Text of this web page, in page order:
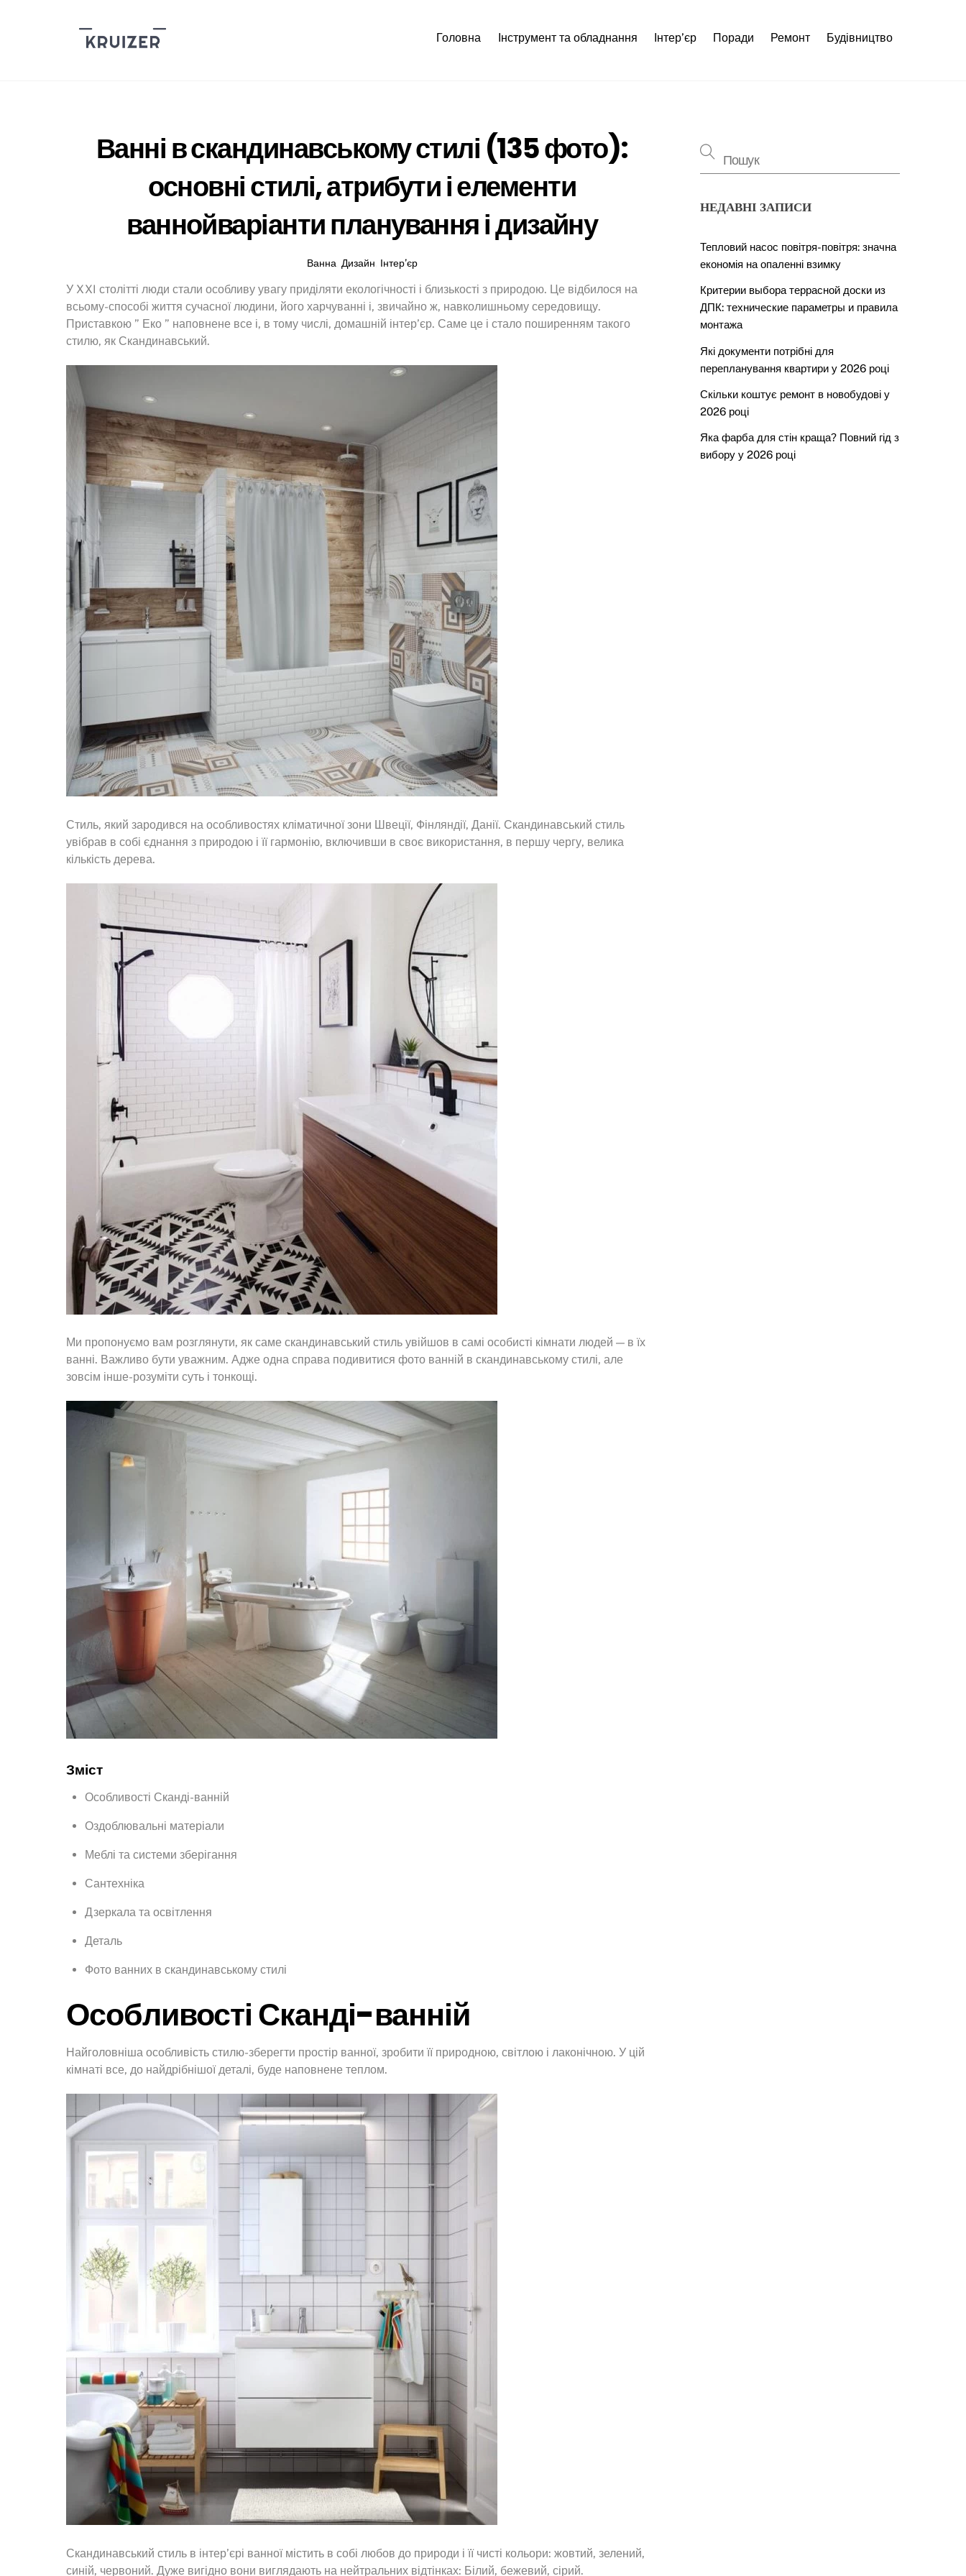
Головна Інструмент та обладнання Інтер’єр Поради Ремонт Будівництво
Ванні в скандинавському стилі (135 фото):
основні стилі, атрибути і елементи
ваннойваріанти планування і дизайну
Ванна Дизайн Інтер’єр
У XXI столітті люди стали особливу увагу приділяти екологічності і близькості з природою. Це відбилося на
всьому-способі життя сучасної людини, його харчуванні і, звичайно ж, навколишньому середовищу.
Приставкою ” Еко ” наповнене все і, в тому числі, домашній інтер’єр. Саме це і стало поширенням такого
стилю, як Скандинавський.
Стиль, який зародився на особливостях кліматичної зони Швеції, Фінляндії, Данії. Скандинавський стиль
увібрав в собі єднання з природою і її гармонію, включивши в своє використання, в першу чергу, велика
кількість дерева.
Ми пропонуємо вам розглянути, як саме скандинавський стиль увійшов в самі особисті кімнати людей — в їх
ванні. Важливо бути уважним. Адже одна справа подивитися фото ванній в скандинавському стилі, але
зовсім інше-розуміти суть і тонкощі.
Зміст
Особливості Сканді-ванній
Оздоблювальні матеріали
Меблі та системи зберігання
Сантехніка
Дзеркала та освітлення
Деталь
Фото ванних в скандинавському стилі
Особливості Сканді-ванній
Найголовніша особливість стилю-зберегти простір ванної, зробити її природною, світлою і лаконічною. У цій
кімнаті все, до найдрібнішої деталі, буде наповнене теплом.
Скандинавський стиль в інтер’єрі ванної містить в собі любов до природи і її чисті кольори: жовтий, зелений,
синій, червоний. Дуже вигідно вони виглядають на нейтральних відтінках: Білий, бежевий, сірий.
НЕДАВНІ ЗАПИСИ
Тепловий насос повітря-повітря: значна
економія на опаленні взимку
Критерии выбора террасной доски из
ДПК: технические параметры и правила
монтажа
Які документи потрібні для
перепланування квартири у 2026 році
Скільки коштує ремонт в новобудові у
2026 році
Яка фарба для стін краща? Повний гід з
вибору у 2026 році